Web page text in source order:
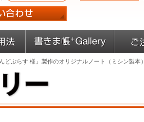
どぷらす 様」製作のオリジナルノート（ミシン製本）